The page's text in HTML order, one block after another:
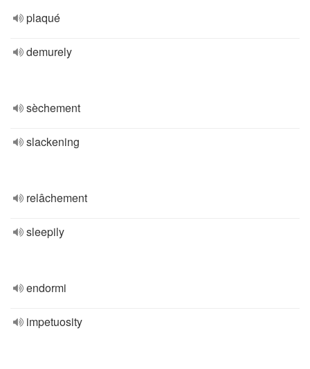
plaqué
demurely
sèchement
slackening
relâchement
sleepily
endormi
impetuosity